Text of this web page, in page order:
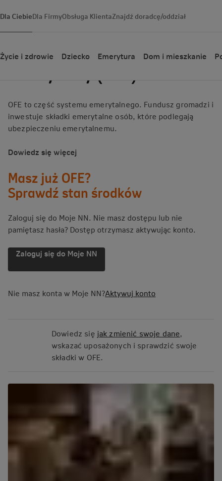
Dla CiebieDla FirmyObsługa KlientaZnajdź doradcę/oddział
Życie i zdrowie Dziecko Emerytura Dom i mieszkanie
Otwarty Fundusz
OFE to część systemu emerytalnego. Fundusz gromadzi i
inwestuje składki emerytalne osób, które podlegają
ubezpieczeniu emerytalnemu.
Dowiedz się więcej
Masz już OFE?
Sprawdź stan środków
Zaloguj się do Moje NN. Nie masz dostępu lub nie
pamiętasz hasła? Dostęp otrzymasz aktywując konto.
Zaloguj się do Moje NN
Nie masz konta w Moje NN?Aktywuj konto
Dowiedz się jak zmienić swoje dane,
wskazać uposażonych i sprawdzić swoje
składki w OFE.